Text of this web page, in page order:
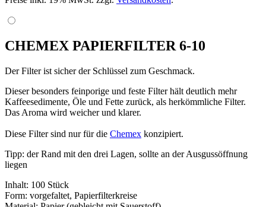
CHEMEX PAPIERFILTER 6-10
Der Filter ist sicher der Schlüssel zum Geschmack.
Dieser besonders feinporige und feste Filter hält deutlich mehr
Kaffeesedimente, Öle und Fette zurück, als herkömmliche Filter.
Das Aroma wird weicher und klarer.
Diese Filter sind nur für die Chemex konzipiert.
Tipp: der Rand mit den drei Lagen, sollte an der Ausgussöffnung
liegen
Inhalt: 100 Stück
Form: vorgefaltet, Papierfilterkreise